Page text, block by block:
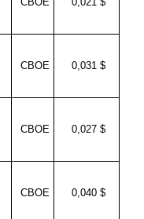
CBOE 0,031 $
CBOE 0,027 $
CBOE 0,040 $